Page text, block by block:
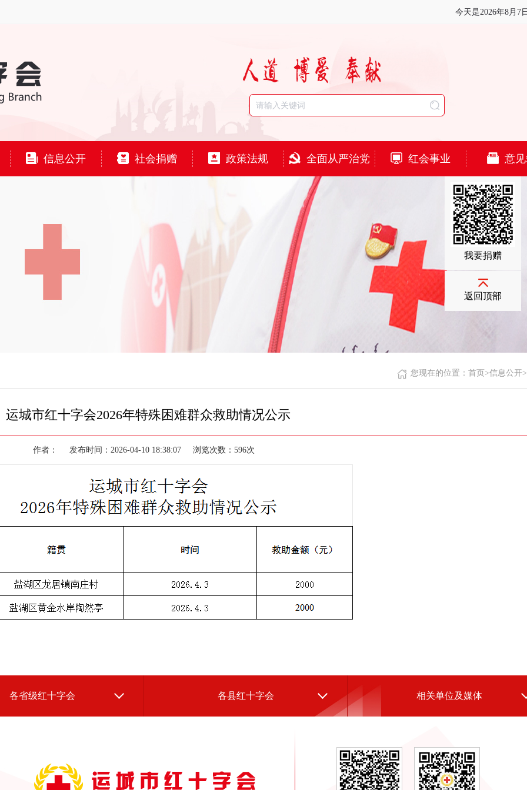
今天是2026年8月7
信息公开 社会捐赠 政策法规 全面从严治党 红会事业 意
您现在的位置： 首页 >信息公开>
运城市红十字会2026年特殊困难群众救助情况公示
作者： 发布时间：2026-04-10 18:38:07 浏览次数：596次
各省级红十字会 各县红十字会 相关单位及媒体
我要捐赠
返回顶部